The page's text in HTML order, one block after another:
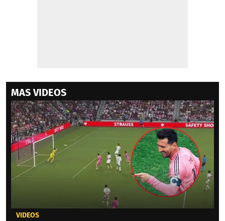
MAS VIDEOS
VIDEOS